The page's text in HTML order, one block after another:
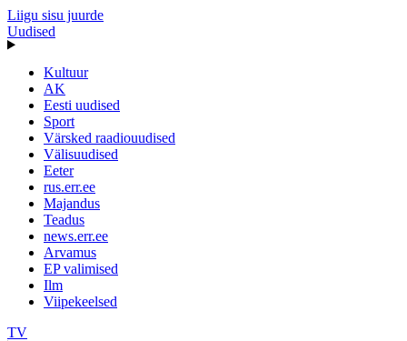
Liigu sisu juurde
Uudised
Kultuur
AK
Eesti uudised
Sport
Värsked raadiouudised
Välisuudised
Eeter
rus.err.ee
Majandus
Teadus
news.err.ee
Arvamus
EP valimised
Ilm
Viipekeelsed
TV